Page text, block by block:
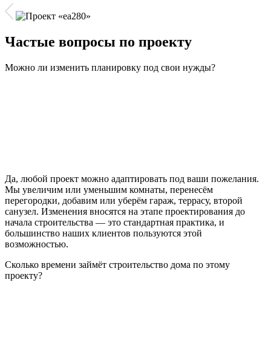
Частые вопросы по проекту
Можно ли изменить планировку под свои нужды?
Да, любой проект можно адаптировать под ваши пожелания.
Мы увеличим или уменьшим комнаты, перенесём
перегородки, добавим или уберём гараж, террасу, второй
санузел. Изменения вносятся на этапе проектирования до
начала строительства — это стандартная практика, и
большинство наших клиентов пользуются этой
возможностью.
Сколько времени займёт строительство дома по этому
проекту?